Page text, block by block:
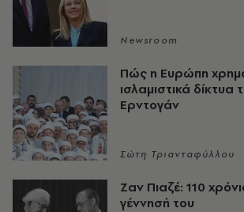
Newsroom
Πώς η Ευρώπη
ισλαμιστικά δίκτυα
Ερντογάν
Σώτη Τριανταφύλλου
Ζαν Πιαζέ: 110
γέννησή του